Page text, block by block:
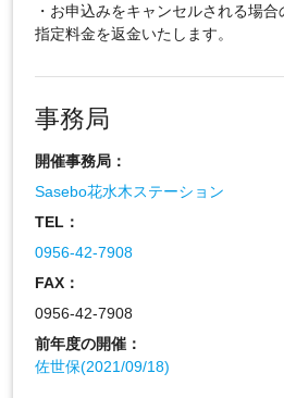
・お申込みをキャンセルされる場
指定料金を返金いたします。
事務局
開催事務局：
Sasebo花水木ステーション
TEL：
0956-42-7908
FAX：
0956-42-7908
前年度の開催：
佐世保(2021/09/18)